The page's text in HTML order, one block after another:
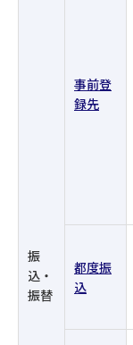
振
込・
振替
事前登
録先
都度振
込